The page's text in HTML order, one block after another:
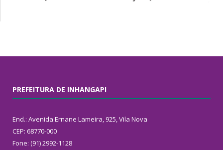
PREFEITURA DE INHANGAPI
End.: Avenida Ernane Lameira, 925, Vila Nova
CEP: 68770-000
Fone: (91) 2992-1128